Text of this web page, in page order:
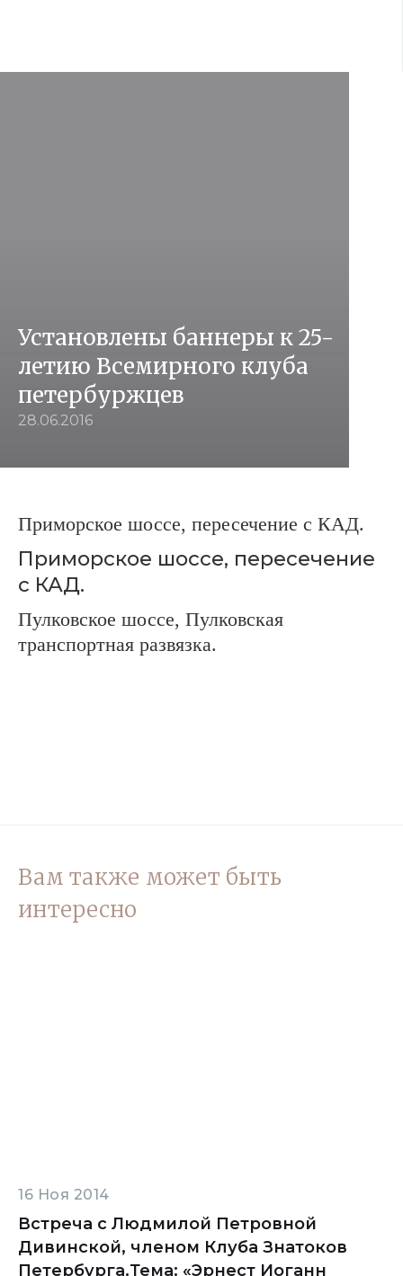
Установлены баннеры к 25-
летию Всемирного клуба
петербуржцев
28.06.2016
Приморское шоссе, пересечение с КАД.
Приморское шоссе, пересечение
с КАД.
Пулковское шоссе, Пулковская
транспортная развязка.
Вам также может быть
интересно
16 Ноя 2014
Встреча с Людмилой Петровной
Дивинской, членом Клуба Знатоков
Петербурга.Тема: «Эрнест Иоганн